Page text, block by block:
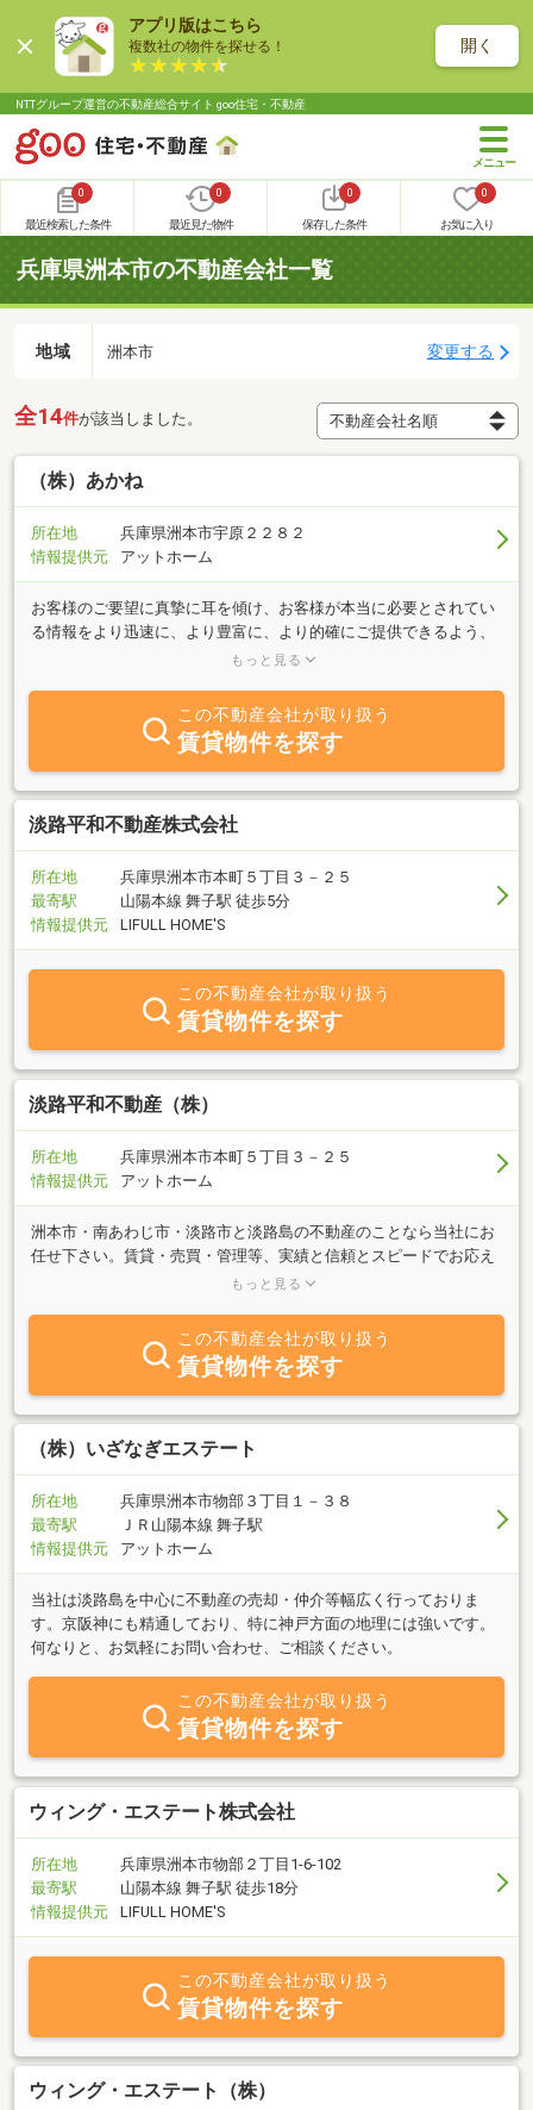
アプリ版はこちら
複数社の物件を探せる！ 開く
NTTグループ運営の不動産総合サイト goo住宅・不動産
0
最近検索した条件
0
最近見た物件
0
保存した条件
0
お気に入り
兵庫県洲本市の不動産会社一覧
地域 洲本市 変更する
全14件が該当しました。
（株）あかね
所在地
兵庫県洲本市宇原２２８２
情報提供元
アットホーム
お客様のご要望に真摯に耳を傾け、お客様が本当に必要とされてい
る情報をより迅速に、より豊富に、より的確にご提供できるよう、
全力を尽くしています。不動産に関するどんな些細なことでもご対
もっと見る
この不動産会社が取り扱う
賃貸物件を探す
淡路平和不動産株式会社
所在地
兵庫県洲本市本町５丁目３－２５
最寄駅
山陽本線 舞子駅 徒歩5分
情報提供元
LIFULL HOME'S
この不動産会社が取り扱う
賃貸物件を探す
淡路平和不動産（株）
所在地
兵庫県洲本市本町５丁目３－２５
情報提供元
アットホーム
洲本市・南あわじ市・淡路市と淡路島の不動産のことなら当社にお
任せ下さい。賃貸・売買・管理等、実績と信頼とスピードでお応え
しております。女性スタッフ中心に親身になって対応しておりま
(株)』にご相談下さいませ。年中無休で迅速に対応いたします。メ
ール・ＦＡＸでも受付ております。お電話・ご来店心よりお待ちし
もっと見る
この不動産会社が取り扱う
賃貸物件を探す
（株）いざなぎエステート
所在地
兵庫県洲本市物部３丁目１－３８
最寄駅
ＪＲ山陽本線 舞子駅
情報提供元
アットホーム
当社は淡路島を中心に不動産の売却・仲介等幅広く行っておりま
す。京阪神にも精通しており、特に神戸方面の地理には強いです。
何なりと、お気軽にお問い合わせ、ご相談ください。
この不動産会社が取り扱う
賃貸物件を探す
ウィング・エステート株式会社
所在地
兵庫県洲本市物部２丁目1-6-102
最寄駅
山陽本線 舞子駅 徒歩18分
情報提供元
LIFULL HOME'S
この不動産会社が取り扱う
賃貸物件を探す
ウィング・エステート（株）